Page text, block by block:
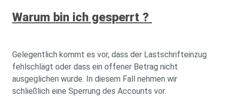
Warum bin ich gesperrt ?
Gelegentlich kommt es vor, dass der Lastschrifteinzug
fehlschlägt oder dass ein offener Betrag nicht
ausgeglichen wurde. In diesem Fall nehmen wir
schließlich eine Sperrung des Accounts vor.